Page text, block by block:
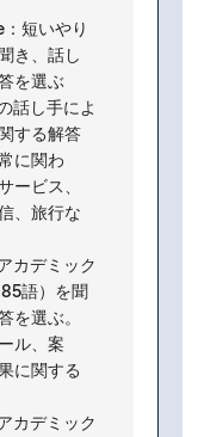
短いやり
き、話し
を選ぶ
話し手によ
する解答
に関わ
ービス、
、旅行な
カデミック
語）を聞
を選ぶ。
ル、案
に関する
カデミック